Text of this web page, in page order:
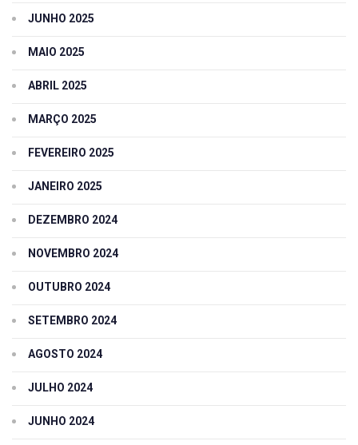
JUNHO 2025
MAIO 2025
ABRIL 2025
MARÇO 2025
FEVEREIRO 2025
JANEIRO 2025
DEZEMBRO 2024
NOVEMBRO 2024
OUTUBRO 2024
SETEMBRO 2024
AGOSTO 2024
JULHO 2024
JUNHO 2024